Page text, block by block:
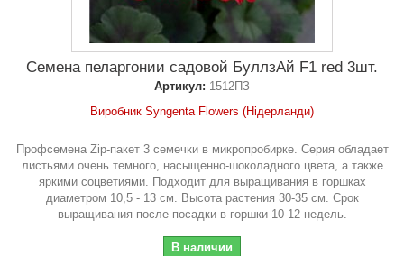
Семена пеларгонии садовой БуллзАй F1 red 3шт.
Артикул: 1512ПЗ
Виробник Syngenta Flowers (Нідерланди)
Профсемена Zip-пакет 3 семечки в микропробирке. Серия обладает
листьями очень темного, насыщенно-шоколадного цвета, а также
яркими соцветиями. Подходит для выращивания в горшках
диаметром 10,5 - 13 см. Высота растения 30-35 см. Срок
выращивания после посадки в горшки 10-12 недель.
В наличии